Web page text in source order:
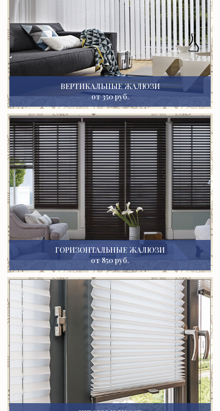
ВЕРТИКАЛЬНЫЕ ЖАЛЮЗИ
от 350 руб.
ГОРИЗОНТАЛЬНЫЕ ЖАЛЮЗИ
от 850 руб.